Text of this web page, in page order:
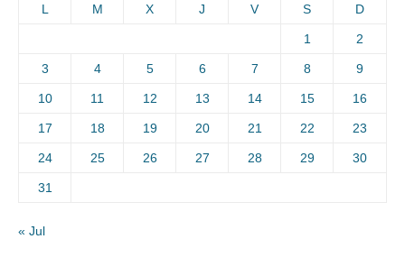
L M X J V S D
1 2
3 4 5 6 7 8 9
10 11 12 13 14 15 16
17 18 19 20 21 22 23
24 25 26 27 28 29 30
31
« Jul